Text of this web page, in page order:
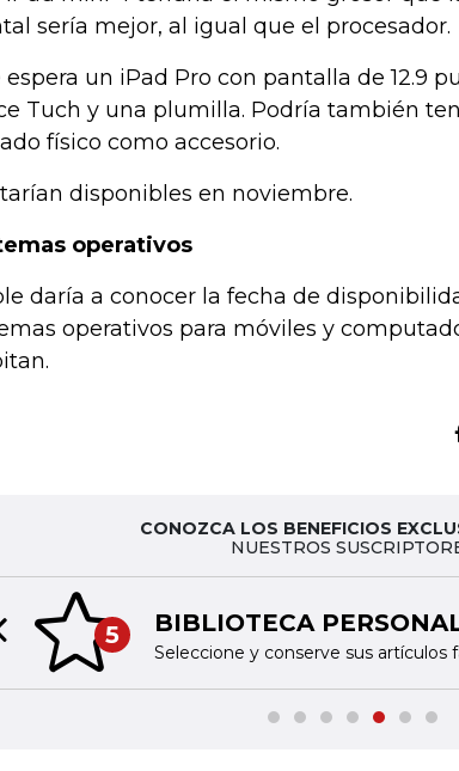
sería mejor, al igual que el procesador.
espera un iPad Pro con pantalla de 12.9
Tuch y una plumilla. Podría también
físico como accesorio.
disponibles en noviembre.
operativos
daría a conocer la fecha de
operativos para móviles y
CONOZCA LOS BENEFICIOS
NUESTROS
5 BIBLIOTECA
Seleccione y conserve sus artículos
slide